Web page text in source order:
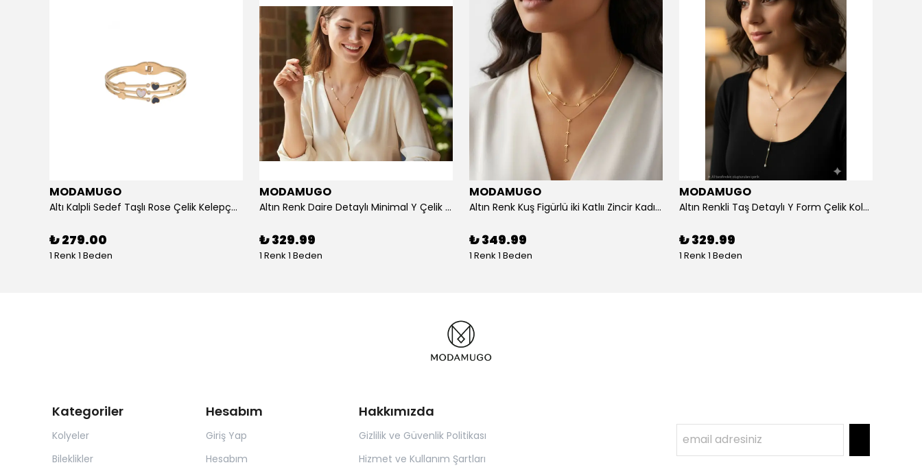
MODAMUGO
Altı Kalpli Sedef Taşlı Rose Çelik Kelepçe Bileklik
₺ 279.00
1 Renk 1 Beden
MODAMUGO
Altın Renk Daire Detaylı Minimal Y Çelik Kolye
₺ 329.99
1 Renk 1 Beden
MODAMUGO
Altın Renk Kuş Figürlü iki Katlıı Zincir Kadın Y Kolye
₺ 349.99
1 Renk 1 Beden
MODAMUGO
Altın Renkli Taş Detaylı Y Form Çelik Kolye
₺ 329.99
1 Renk 1 Beden
Kategoriler
Kolyeler
Bileklikler
Hesabım
Giriş Yap
Hesabım
Hakkımızda
Gizlilik ve Güvenlik Politikası
Hizmet ve Kullanım Şartları